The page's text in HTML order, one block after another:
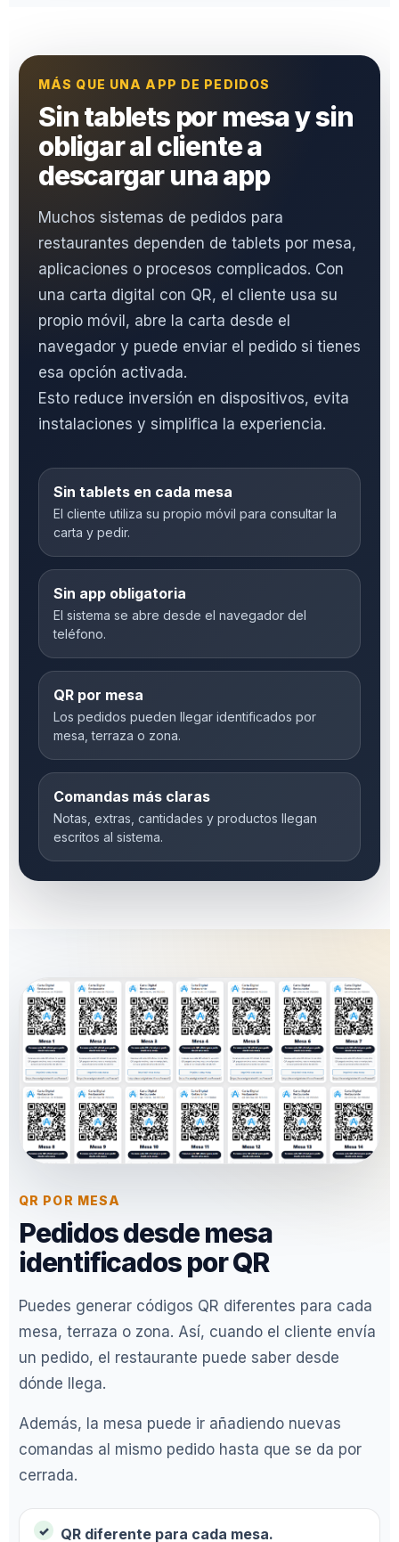
MÁS QUE UNA APP DE PEDIDOS
Sin tablets por mesa y sin
obligar al cliente a
descargar una app
Muchos sistemas de pedidos para
restaurantes dependen de tablets por mesa,
aplicaciones o procesos complicados. Con
una carta digital con QR, el cliente usa su
propio móvil, abre la carta desde el
navegador y puede enviar el pedido si tienes
esa opción activada.
Esto reduce inversión en dispositivos, evita
instalaciones y simplifica la experiencia.
Sin tablets en cada mesa
El cliente utiliza su propio móvil para consultar la
carta y pedir.
Sin app obligatoria
El sistema se abre desde el navegador del
teléfono.
QR por mesa
Los pedidos pueden llegar identificados por
mesa, terraza o zona.
Comandas más claras
Notas, extras, cantidades y productos llegan
escritos al sistema.
QR POR MESA
Pedidos desde mesa
identificados por QR
Puedes generar códigos QR diferentes para cada
mesa, terraza o zona. Así, cuando el cliente envía
un pedido, el restaurante puede saber desde
dónde llega.
Además, la mesa puede ir añadiendo nuevas
comandas al mismo pedido hasta que se da por
cerrada.
QR diferente para cada mesa.